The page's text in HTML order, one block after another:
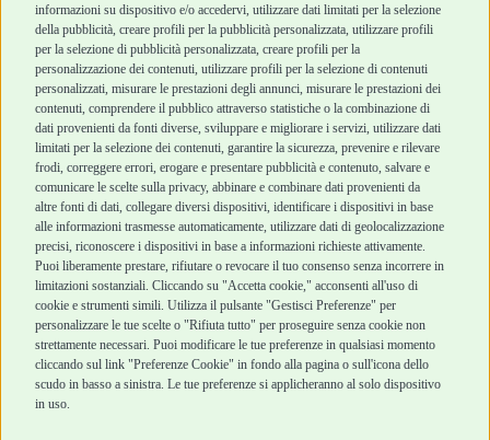
informazioni su dispositivo e/o accedervi, utilizzare dati limitati per la selezione
della pubblicità, creare profili per la pubblicità personalizzata, utilizzare profili
per la selezione di pubblicità personalizzata, creare profili per la
personalizzazione dei contenuti, utilizzare profili per la selezione di contenuti
personalizzati, misurare le prestazioni degli annunci, misurare le prestazioni dei
contenuti, comprendere il pubblico attraverso statistiche o la combinazione di
dati provenienti da fonti diverse, sviluppare e migliorare i servizi, utilizzare dati
limitati per la selezione dei contenuti, garantire la sicurezza, prevenire e rilevare
frodi, correggere errori, erogare e presentare pubblicità e contenuto, salvare e
comunicare le scelte sulla privacy, abbinare e combinare dati provenienti da
altre fonti di dati, collegare diversi dispositivi, identificare i dispositivi in base
alle informazioni trasmesse automaticamente, utilizzare dati di geolocalizzazione
precisi, riconoscere i dispositivi in base a informazioni richieste attivamente.
Puoi liberamente prestare, rifiutare o revocare il tuo consenso senza incorrere in
limitazioni sostanziali. Cliccando su "Accetta cookie," acconsenti all'uso di
cookie e strumenti simili. Utilizza il pulsante "Gestisci Preferenze" per
personalizzare le tue scelte o "Rifiuta tutto" per proseguire senza cookie non
strettamente necessari. Puoi modificare le tue preferenze in qualsiasi momento
cliccando sul link "Preferenze Cookie" in fondo alla pagina o sull'icona dello
scudo in basso a sinistra. Le tue preferenze si applicheranno al solo dispositivo
in uso.
Robinson Pet Shop
Chi siamo
Punti vendita
Marchi
Blog
Assistenza Robinson
Pet Shop
Offerte
Promozioni
Recensioni Feedaty
Acquisti sicuri
Termini e condizioni
di vendita
Cashback
Metodi di
pagamento
Recesso e Reso
Spedizioni
Robinson Pet Shop S.r.l.
Via V. Giovanni Schiaparelli, 21 – 47122 Forlì (FC)
P.iva 04095130409 | REA: FO 329541
info@robinsonpetshop.it | Tel. 0543 096850